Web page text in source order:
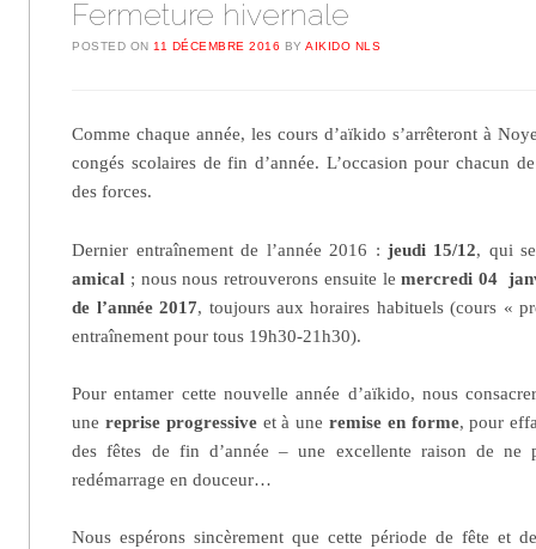
Fermeture hivernale
POSTED ON11 DÉCEMBRE 2016 BYAIKIDO NLS
Comme chaque année, les cours d’aïkido s’arrêteront à
congés scolaires de fin d’année. L’occasion pour chacun
des forces.
Dernier entraînement de l’année 2016 : jeudi 15/12, qui
amical ; nous nous retrouverons ensuite lemercredi 04
de l’année 2017, toujours aux horaires habituels (cours «
entraînement pour tous 19h30-21h30).
Pour entamer cette nouvelle année d’aïkido, nous
unereprise progressiveet à uneremise en forme, pour
des fêtes de fin d’année – une excellente raison de ne
redémarrage en douceur…
Nous espérons sincèrement que cette période de fête et